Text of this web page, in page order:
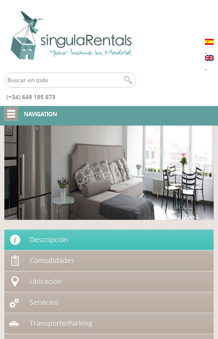
(+34) 649 195 673
NAVIGATION
Descripción
Comodidades
Ubicación
Servicios
Transporte/Parking